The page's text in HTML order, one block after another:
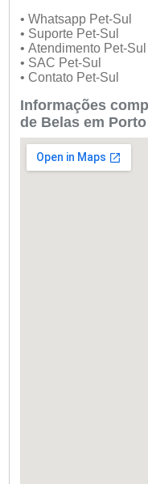
• Whatsapp Pet-Sul
• Suporte Pet-Sul
• Atendimento Pet-Sul
• SAC Pet-Sul
• Contato Pet-Sul
Informações
de Belas em